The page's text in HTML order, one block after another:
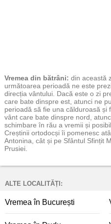
Vremea din bătrâni: din această
următoarea perioadă ne este
direcția vântului. Dacă este o zi
care bate dinspre est, atunci ne
perioadă să fie una călduroasă și
vânt care bate dinspre nord,
schimbare în rău a vremii și
Creștinii ortodocși îi pomenesc
Antonina, cât și pe Sfântul Sfințit
Prusiei.
ALTE LOCALITĂȚI:
Vremea în București